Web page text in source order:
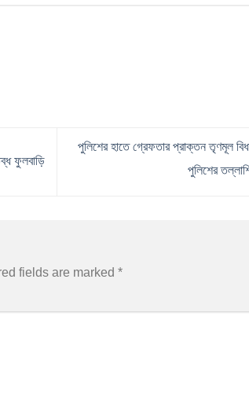
ফুলবাড়ি
পুলিশের হাতে গ্রেফতার প্রাক্তন তৃণমূল
পুলিশের
fields are marked *